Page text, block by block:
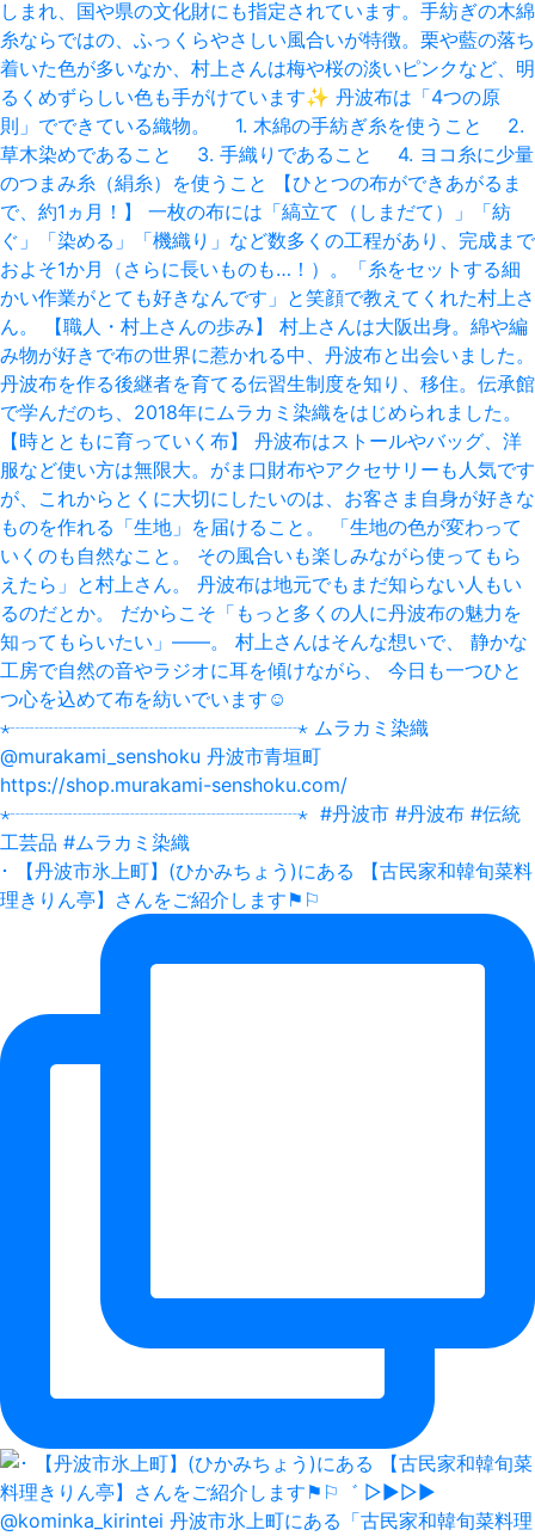
･ 【丹波市氷上町】(ひかみちょう)にある 【古民家和韓旬菜料
理きりん亭】さんをご紹介します⚑⚐